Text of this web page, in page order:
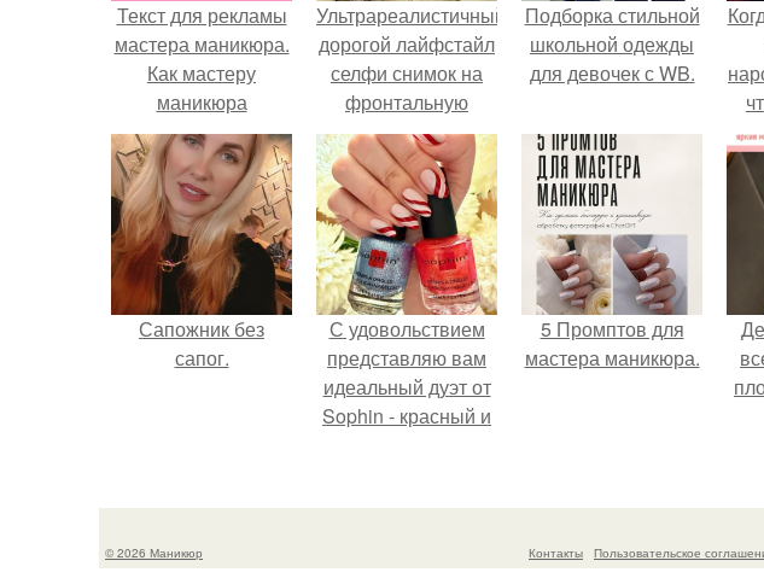
Текст для рекламы
мастера маникюра.
Как мастеру
маникюра
запустить
сарафанный
маркетинг?
Ультрареалистичный
дорогой лайфстайл
селфи снимок на
фронтальную
камеру.
Подборка стильной
школьной одежды
для девочек с WB.
Сапожник без
сапог.
С удовольствием
представляю вам
идеальный дуэт от
Sophin - красный и
номер 0262.
5 Промптов для
мастера маникюра.
© 2026 Маникюр Контакты
Пользовательское